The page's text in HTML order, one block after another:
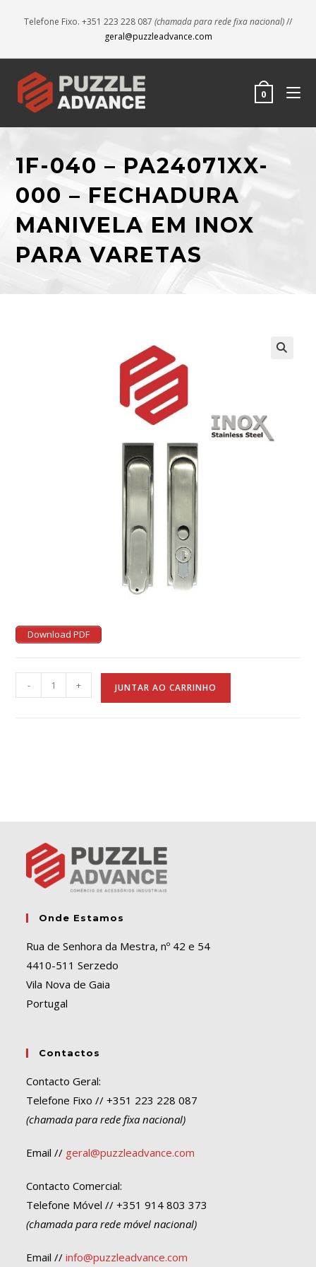
Telefone Fixo. +351 223 228 087 (chamada para rede fixa nacional)//
geral@puzzleadvance.com
0
1F-040 – PA24071XX-
000 – FECHADURA
MANIVELA EM INOX
PARA VARETAS
Download PDF
- + JUNTAR AO CARRINHO
Onde Estamos
Rua de Senhora da Mestra, nº 42 e 54
4410-511 Serzedo
Vila Nova de Gaia
Portugal
Contactos
Contacto Geral:
Telefone Fixo // +351 223 228 087
(chamada para rede fixa nacional)
Email // geral@puzzleadvance.com
Contacto Comercial:
Telefone Móvel // +351 914 803 373
(chamada para rede móvel nacional)
Email //info@puzzleadvance.com